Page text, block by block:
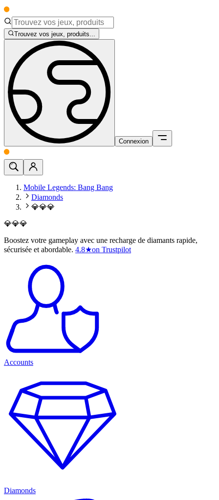
Trouvez vos jeux, produits...
Connexion
Mobile Legends: Bang Bang
Diamonds
💎💎💎
💎💎💎
Boostez votre gameplay avec une recharge de diamants rapide,
sécurisée et abordable. 4.8★on Trustpilot
Accounts
Diamonds